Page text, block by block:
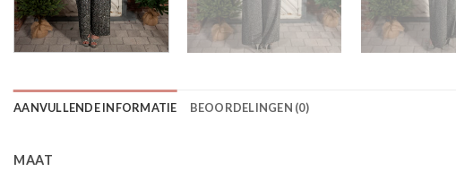
AANVULLENDE INFORMATIE BEOORDELINGEN (0)
MAAT